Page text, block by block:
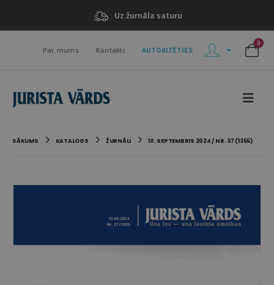
Uz žurnāla saturu
Par mums Kontakti AUTORIZĒTIES
0
SĀKUMS KATALOGS ŽURNĀLI 10. SEPTEMBRIS 2024 / NR. 37 (1355)